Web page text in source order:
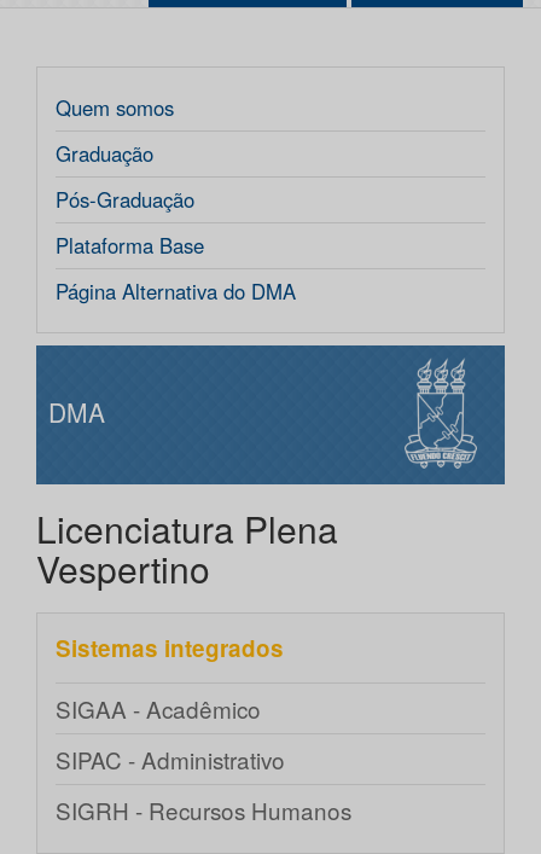
Quem somos
Graduação
Pós-Graduação
Plataforma Base
Página Alternativa do DMA
DMA
Licenciatura Plena
Vespertino
Sistemas integrados
SIGAA - Acadêmico
SIPAC - Administrativo
SIGRH - Recursos Humanos